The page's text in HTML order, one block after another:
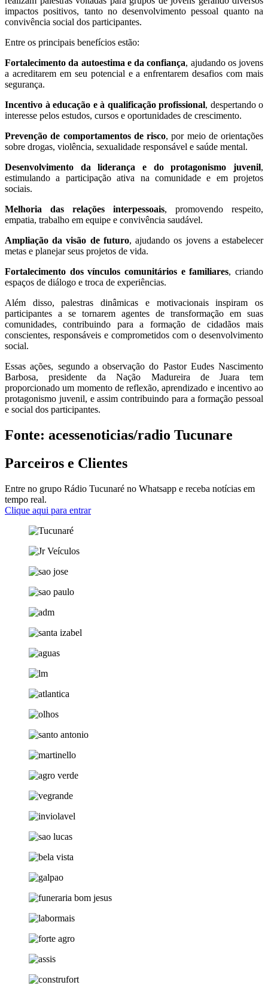
impactos positivos, tanto no desenvolvimento pessoal quanto na
convivência social dos participantes.
Entre os principais benefícios estão:
Fortalecimento da autoestima e da confiança, ajudando os jovens
a acreditarem em seu potencial e a enfrentarem desafios com mais
segurança.
Incentivo à educação e à qualificação profissional, despertando o
interesse pelos estudos, cursos e oportunidades de crescimento.
Prevenção de comportamentos de risco, por meio de orientações
sobre drogas, violência, sexualidade responsável e saúde mental.
Desenvolvimento da liderança e do protagonismo juvenil,
estimulando a participação ativa na comunidade e em projetos
sociais.
Melhoria das relações interpessoais, promovendo respeito,
empatia, trabalho em equipe e convivência saudável.
Ampliação da visão de futuro, ajudando os jovens a estabelecer
metas e planejar seus projetos de vida.
Fortalecimento dos vínculos comunitários e familiares, criando
espaços de diálogo e troca de experiências.
Além disso, palestras dinâmicas e motivacionais inspiram os
participantes a se tornarem agentes de transformação em suas
comunidades, contribuindo para a formação de cidadãos mais
conscientes, responsáveis e comprometidos com o desenvolvimento
social.
Essas ações, segundo a observação do Pastor Eudes Nascimento
Barbosa, presidente da Nação Madureira de Juara tem
proporcionado um momento de reflexão, aprendizado e incentivo ao
protagonismo juvenil, e assim contribuindo para a formação pessoal
e social dos participantes.
Fonte: acessenoticias/radio Tucunare
Parceiros e Clientes
Entre no grupo Rádio Tucunaré no Whatsapp e receba notícias em
tempo real.
Clique aqui para entrar